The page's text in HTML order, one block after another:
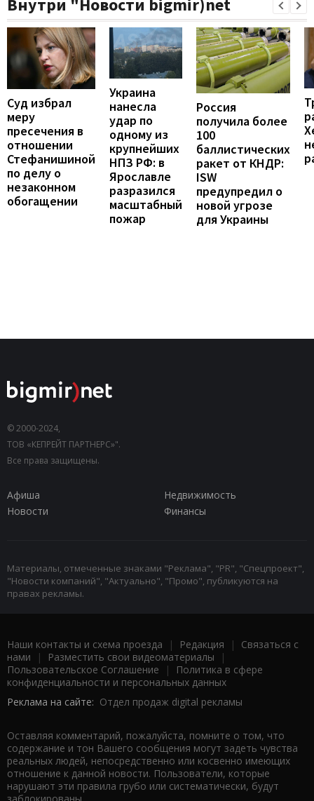
Внутри "Новости bigmir)net
Суд избрал
меру
пресечения в
отношении
Стефанишиной
по делу о
незаконном
обогащении
Украина
нанесла
удар по
одному из
крупнейших
НПЗ РФ: в
Ярославле
разразился
масштабный
пожар
Россия
получила более
100
баллистических
ракет от КНДР:
ISW
предупредил о
новой угрозе
для Украины
© 2000-2024,
ТОВ «КЕПРЕЙТ ПАРТНЕРС»".
Все права защищены.
Афиша
Недвижимость
Новости
Финансы
Материалы, отмеченные знаками "Реклама", "PR", "Спецпроект",
"Новости компаний", "Актуально", "Промо", публикуются на
правах рекламы.
Наши контакты и схема проезда | Редакция | Связаться с
нами | Разместить свои видеоматериалы |
Пользовательское Соглашение |
Политика в сфере
конфиденциальности и персональных данных
Реклама на сайте: Отдел продаж digital рекламы
Оставляя комментарий, пожалуйста, помните о том, что
содержание и тон Вашего сообщения могут задеть чувства
реальных людей, непосредственно или косвенно имеющих
отношение к данной новости. Пользователи, которые
нарушают эти правила грубо или систематически, будут